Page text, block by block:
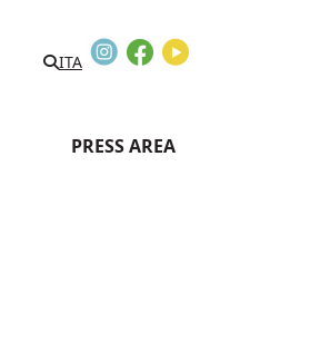
ITA
InstagramFacebook
PRESS AREA